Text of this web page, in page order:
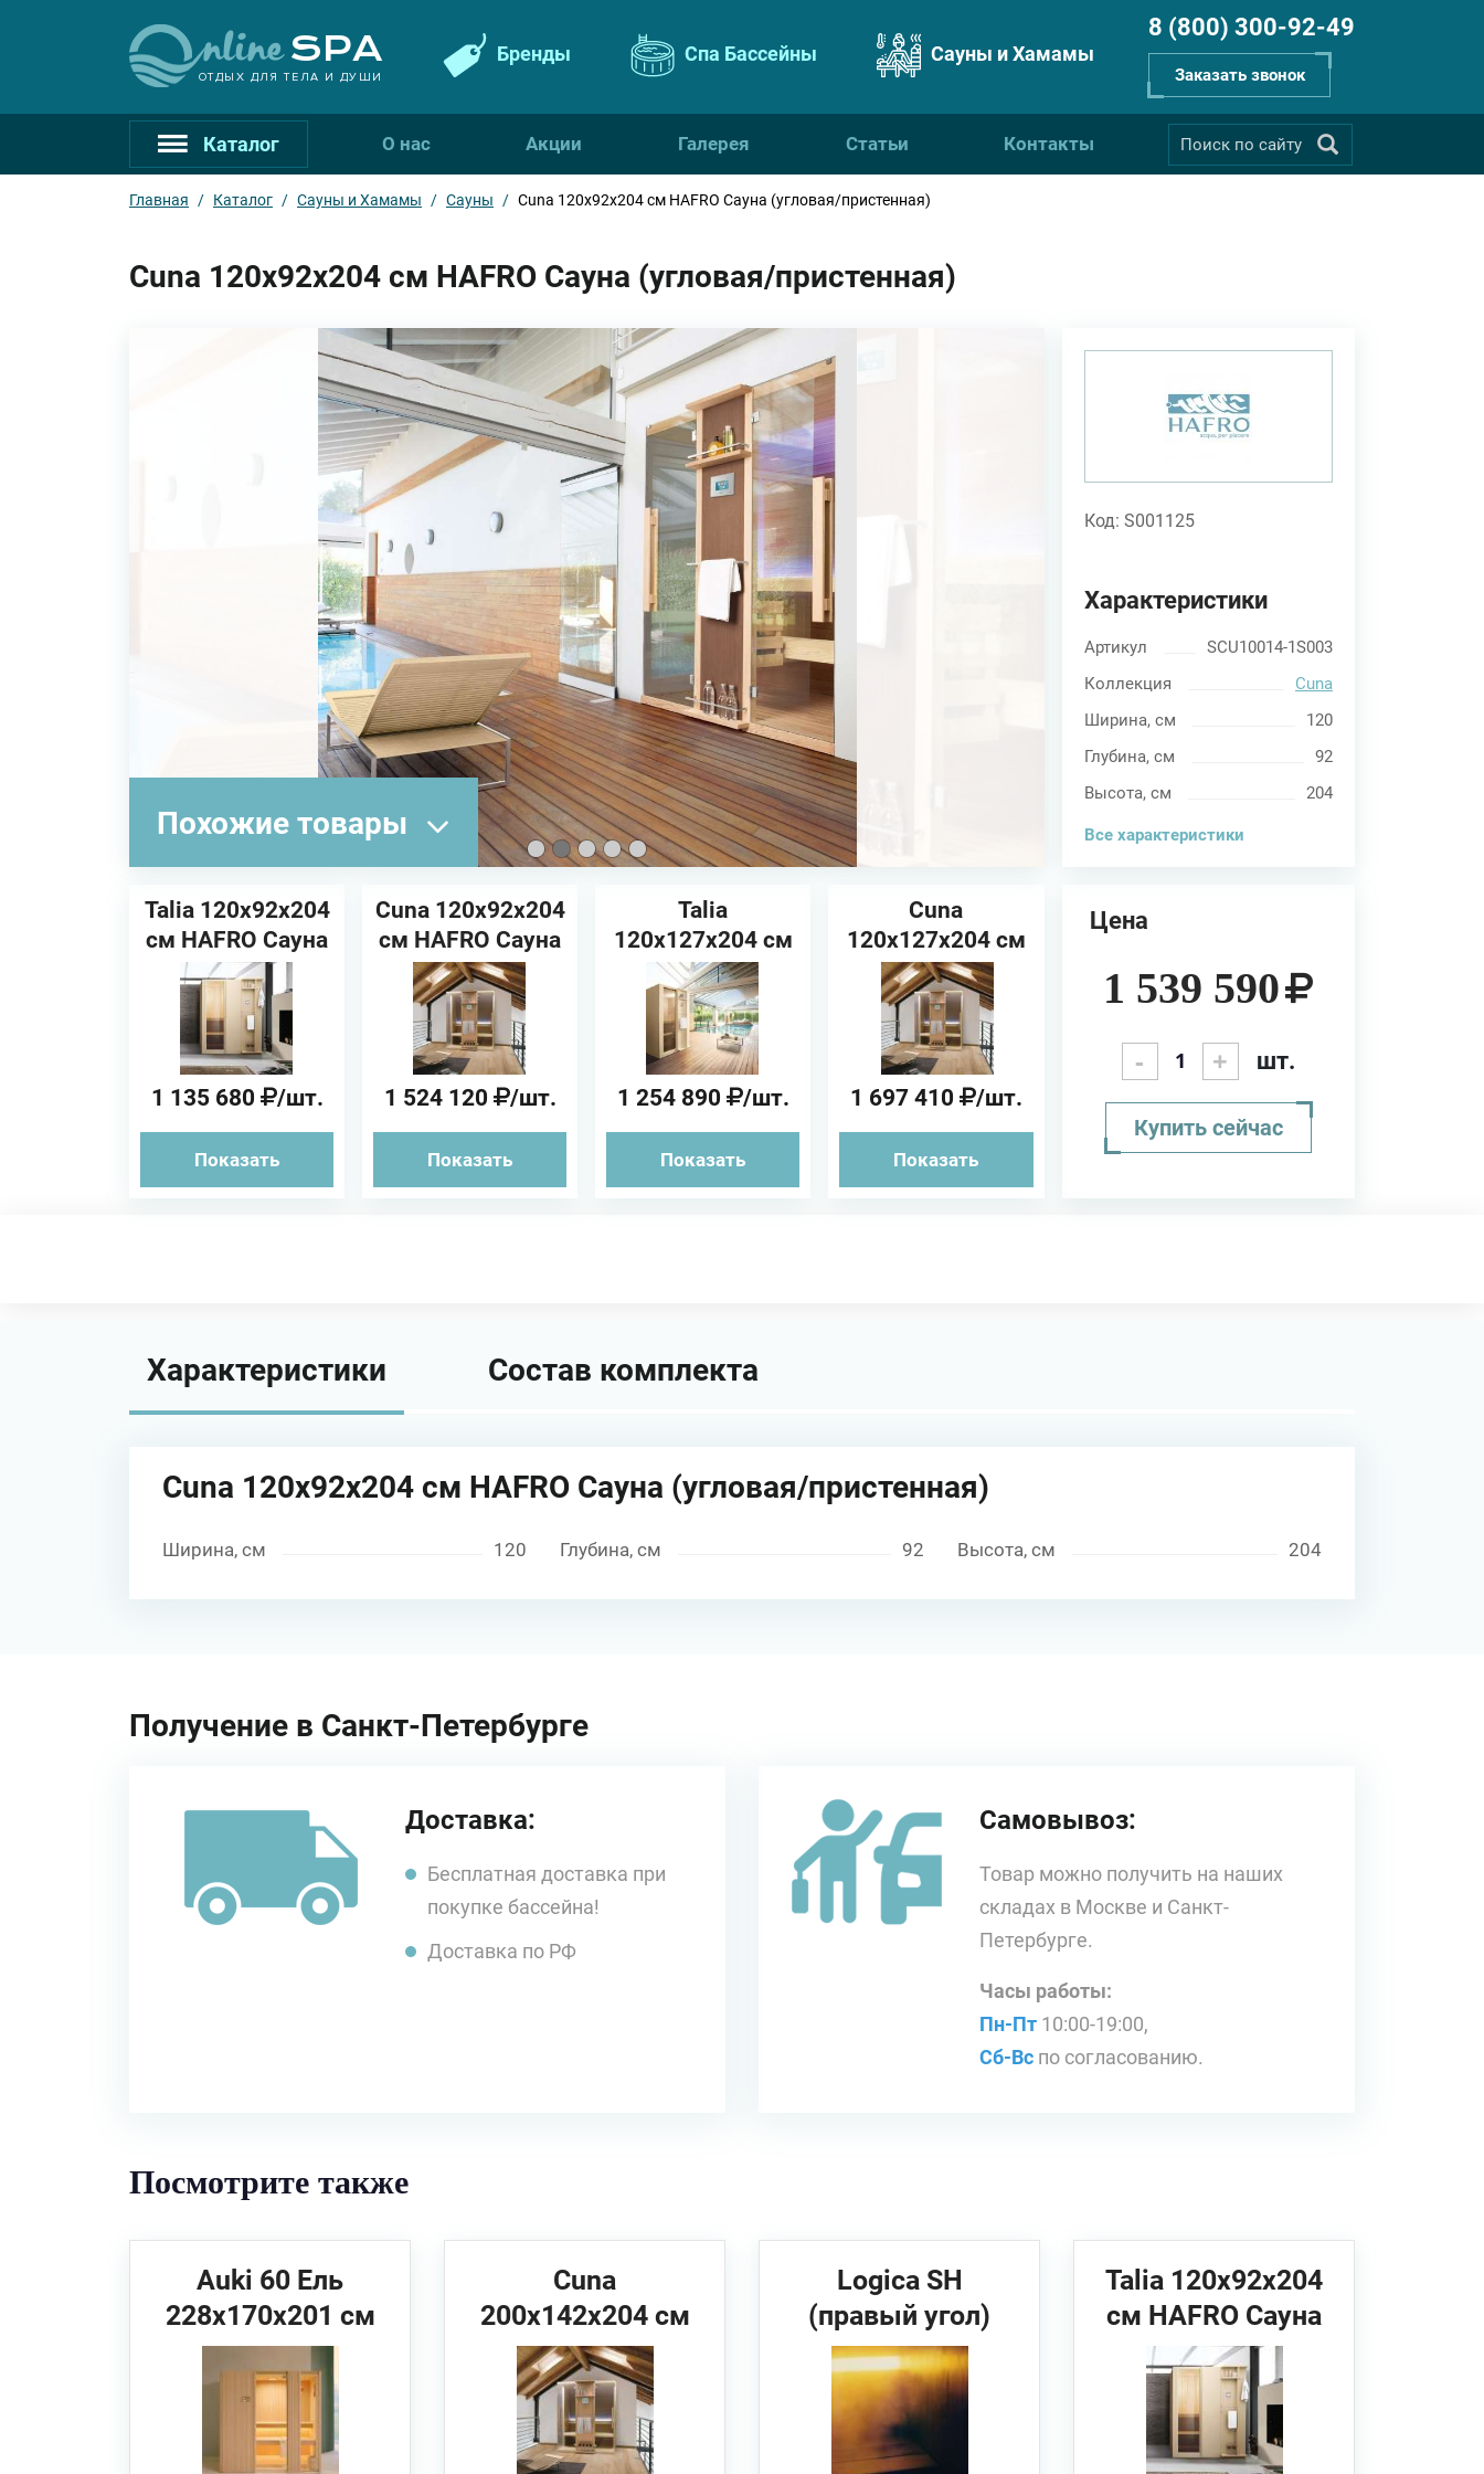
ОТДЫХ ДЛЯ ТЕЛА И ДУШИ
Бренды Спа Бассейны Сауны и Хамамы
8 (800) 300-92-49
Заказать звонок
Каталог О нас Акции Галерея Статьи Контакты
Главная / Каталог / Сауны и Хамамы / Сауны / Cuna 120x92x204 см HAFRO Сауна (угловая/пристенная)
Cuna 120x92x204 см HAFRO Сауна (угловая/пристенная)
Похожие товары
Код: S001125
Характеристики
Артикул
SCU10014-1S003
Коллекция
Cuna
Ширина, см
120
Глубина, см
92
Высота, см
204
Все характеристики
Talia 120x92x204
см HAFRO Сауна
(угловая/
пристенная/в
нишу)
1 135 680 /шт.
Показать
Cuna 120x92x204
см HAFRO Сауна
(угловая/
пристенная/в
нишу)
1 524 120 /шт.
Показать
Talia
120x127x204 см
HAFRO Сауна
(угловая/
пристенная/в
нишу)
1 254 890
/шт.
Показать
Cuna
120x127x204 см
HAFRO Сауна
(угловая/
пристенная)
1 697 410 /шт.
Показать
Цена
1 539 590
- + шт.
Купить сейчас
Характеристики Состав комплекта
Cuna 120x92x204 см HAFRO Сауна (угловая/пристенная)
Ширина, см 120 Глубина, см 92 Высота, см 204
Получение в Санкт-Петербурге
Доставка:
Бесплатная доставка при
покупке бассейна!
Доставка по РФ
Самовывоз:
Товар можно получить на наших
складах в Москве и Санкт-
Петербурге.
Часы работы:
Пн-Пт 10:00-19:00,
Сб-Вс по согласованию.
Посмотрите также
Auki 60 Ель
228x170x201 см
EFFEGIBI Сауна
Cuna
200x142x204 см
HAFRO Сауна
(угловая/
пристенная)
Logica SH
(правый угол)
373x171x226 см
EFFEGIBI Сауна/
Хаммам
Talia 120x92x204
см HAFRO Сауна
(угловая/
пристенная/в
нишу)